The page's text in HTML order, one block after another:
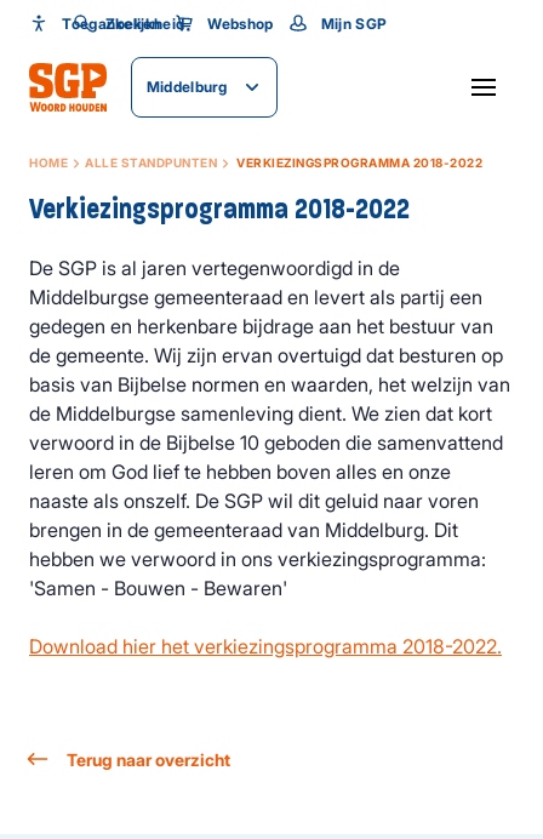
Toegankelijkheid
Toegankelijkheid
Lettergrootte
Zoeken Webshop Mijn SGP
Middelburg
HOME ALLE STANDPUNTEN VERKIEZINGSPROGRAMMA 2018-2022
Verkiezingsprogramma 2018-2022
De SGP is al jaren vertegenwoordigd in de
Middelburgse gemeenteraad en levert als partij een
gedegen en herkenbare bijdrage aan het bestuur van
de gemeente. Wij zijn ervan overtuigd dat besturen op
basis van Bijbelse normen en waarden, het welzijn van
de Middelburgse samenleving dient. We zien dat kort
verwoord in de Bijbelse 10 geboden die samenvattend
leren om God lief te hebben boven alles en onze
naaste als onszelf. De SGP wil dit geluid naar voren
brengen in de gemeenteraad van Middelburg. Dit
hebben we verwoord in ons verkiezingsprogramma:
'Samen - Bouwen - Bewaren'
Download hier het verkiezingsprogramma 2018-2022.
Terug naar overzicht